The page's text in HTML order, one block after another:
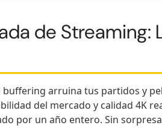
de Streaming:
buffering arruina tus partidos y
del mercado y calidad 4K
por un año entero. Sin